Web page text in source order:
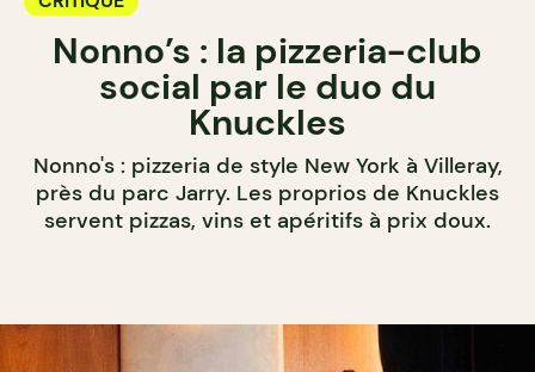
Nonno’s : la pizzeria-club
social par le duo du
Knuckles
Nonno's : pizzeria de style New York à Villeray,
près du parc Jarry. Les proprios de Knuckles
servent pizzas, vins et apéritifs à prix doux.